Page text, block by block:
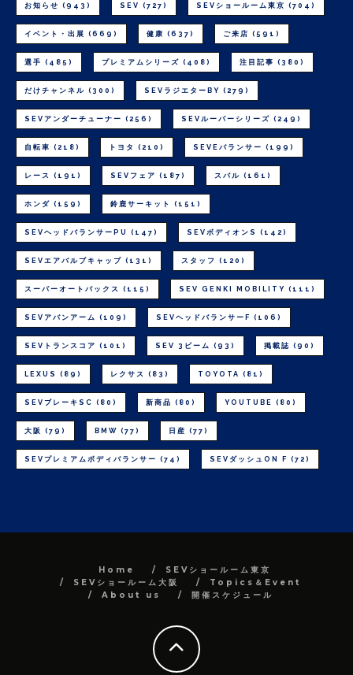
お知らせ (943) SEV (727) SEVショールーム東京 (704)
イベント・出展 (669) 健康 (637) ご来店 (591)
選手 (485) プレミアムシリーズ (408) 注目記事 (380)
だけチャンネル (300) SEVラジエターBY (279)
SEVアンダーチューナー (256) SEVルーパーシリーズ (249)
自転車 (218) トヨタ (210) SEVEバランサー (199)
レース (191) SEVフェア (187) スバル (161)
ホンダ (159) 鈴鹿サーキット (151)
SEVヘッドバランサーPU (147) SEVボディオンS (142)
SEVエアバルブキャップ (131) スタッフ (120)
スーパーオートバックス (115) SEV GENKI MOBILITY (111)
SEVアバンアーム (109) SEVヘッドバランサーF (106)
SEVトランスコア (101) SEV 3ビーム (93) 掲載誌 (90)
LEXUS (89) レクサス (83) TOYOTA (81)
SEVブレーキSC (80) 新商品 (80) YOUTUBE (80)
大阪 (79) BMW (77) 日産 (77)
SEVプレミアムボディバランサー (74) SEVダッシュON F (72)
Home
SEVショールーム東京
SEVショールーム大阪
Topics＆Event
About us
開催スケジュール